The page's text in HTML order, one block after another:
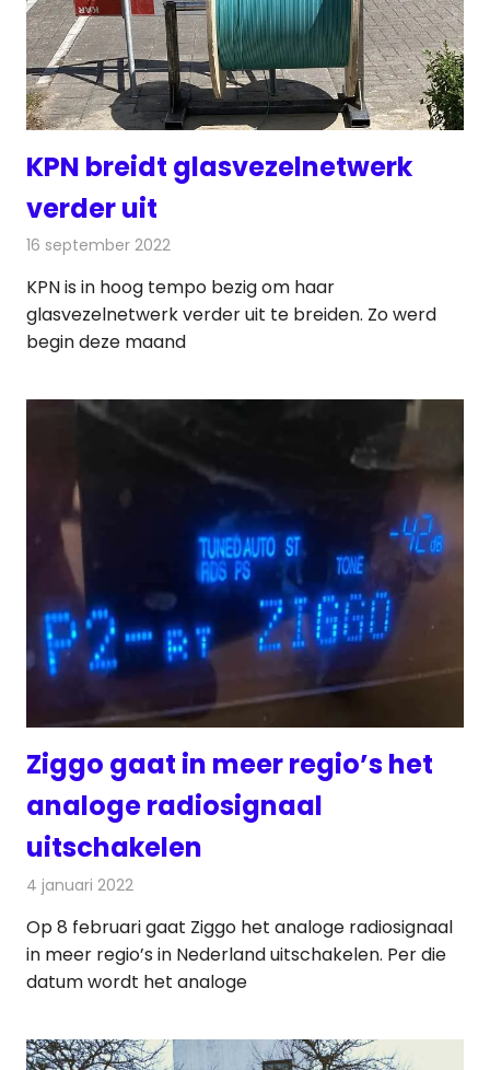
KPN breidt glasvezelnetwerk
verder uit
16 september 2022
KPN is in hoog tempo bezig om haar
glasvezelnetwerk verder uit te breiden. Zo werd
begin deze maand
Ziggo gaat in meer regio’s het
analoge radiosignaal
uitschakelen
4 januari 2022
Op 8 februari gaat Ziggo het analoge radiosignaal
in meer regio’s in Nederland uitschakelen. Per die
datum wordt het analoge